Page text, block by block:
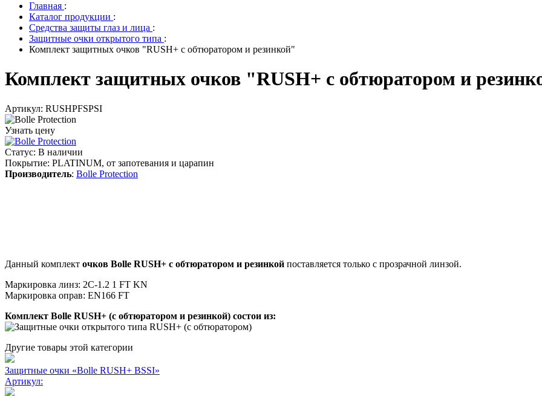
Главная :
Каталог продукции :
Средства защиты глаз и лица :
Защитные очки открытого типа :
Комплект защитных очков "RUSH+ с обтюратором и резинкой"
Комплект защитных очков "RUSH+ с обтюратором и
Артикул: RUSHPFSPSI
Узнать цену
Статус: В наличии
Покрытие: PLATINUM, от запотевания и царапин
Производитель: Bolle Protection
Данный комплект очков Bolle RUSH+ с обтюратором и резинкой поставляется только с прозрачной линзой.
Маркировка линз: 2С-1.2 1 FT KN
Маркировка оправ: EN166 FT
Комплект Bolle RUSH+ (с обтюратором и резинкой) состои из:
Другие товары этой категории
Защитные очки «Bolle RUSH+ BSSI»
Артикул: